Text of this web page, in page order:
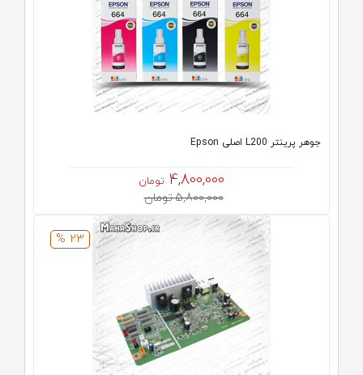
جوهر پرینتر L200 اصلی Epson
4,800,000 تومان
5,800,000 تومان
23 %